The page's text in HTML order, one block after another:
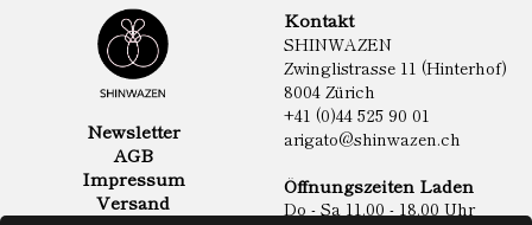
Newsletter
AGB
Impressum
Versand
Kontakt
SHINWAZEN
Zwinglistrasse 11 (Hinterhof)
8004 Zürich
+41 (0)44 525 90 01
arigato@shinwazen.ch
Öffnungszeiten Laden
Do - Sa 11.00 - 18.00 Uhr